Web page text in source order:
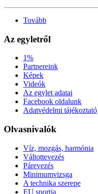
Tovább
Az egyletről
1%
Partnereink
Képek
Videók
Az egylet adatai
Facebook oldalunk
Adatvédelmi tájékoztató
Olvasnivalók
Víz, mozgás, harmónia
Váltottevezés
Párevezés
Minimumvizsga
A technika szerepe
EU sportja